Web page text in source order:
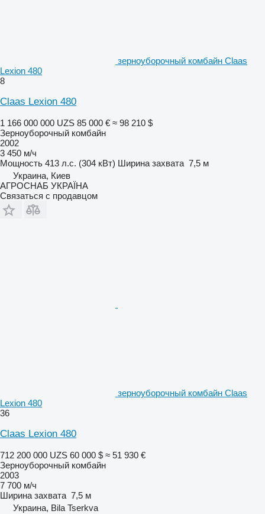
зерноуборочный комбайн Claas
Lexion 480
8
Claas Lexion 480
1 166 000 000 UZS 85 000 € ≈ 98 210 $
Зерноуборочный комбайн
2002
3 450 м/ч
Мощность 413 л.с. (304 кВт) Ширина захвата 7,5 м
Украина, Киев
АГРОСНАБ УКРАЇНА
Связаться с продавцом
зерноуборочный комбайн Claas
Lexion 480
36
Claas Lexion 480
712 200 000 UZS 60 000 $ ≈ 51 930 €
Зерноуборочный комбайн
2003
7 700 м/ч
Ширина захвата 7,5 м
Украина, Bila Tserkva